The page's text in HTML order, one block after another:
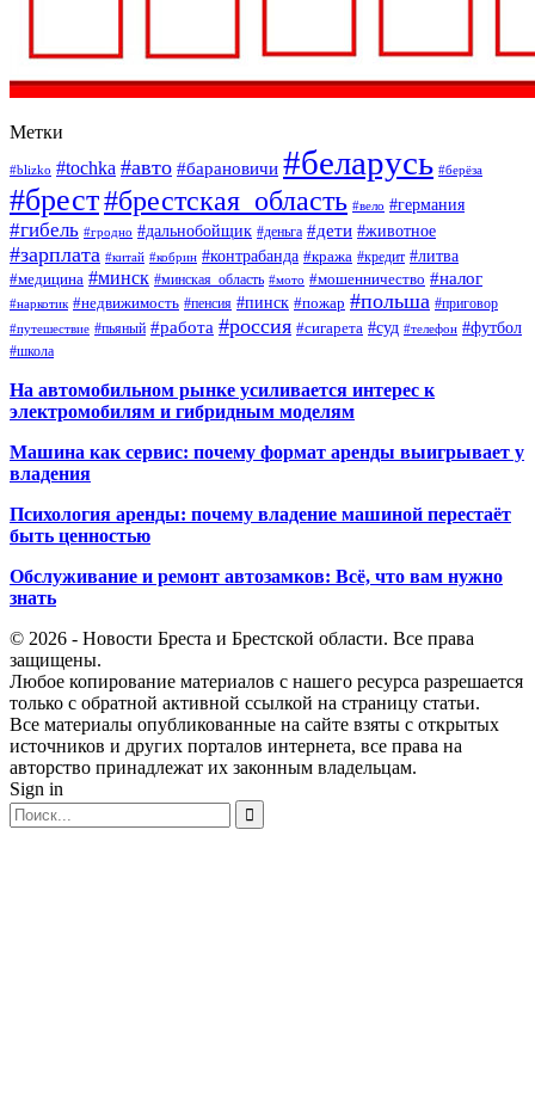
Метки
#blizko #tochka #авто #барановичи #беларусь #берёза
#брест#брестская_область #вело #германия
#гибель #гродно #дальнобойщик #деньга #дети #животное
#зарплата #китай #кобрин #контрабанда #кража #кредит #литва
#медицина #минск #минская_область #мото #мошенничество #налог
#наркотик #недвижимость #пенсия #пинск #пожар #польша #приговор
#путешествие #пьяный #работа #россия #сигарета #суд #телефон #футбол
#школа
На автомобильном рынке усиливается интерес к
электромобилям и гибридным моделям
Машина как сервис: почему формат аренды выигрывает у
владения
Психология аренды: почему владение машиной перестаёт
быть ценностью
Обслуживание и ремонт автозамков: Всё, что вам нужно
знать
© 2026 - Новости Бреста и Брестской области. Все права
защищены.
Любое копирование материалов с нашего ресурса разрешается
только с обратной активной ссылкой на страницу статьи.
Все материалы опубликованные на сайте взяты с открытых
источников и других порталов интернета, все права на
авторство принадлежат их законным владельцам.
Sign in